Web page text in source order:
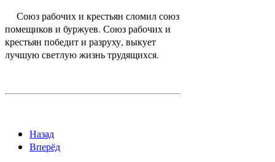
Союз рабочих и крестьян сломил союз
помещиков и буржуев. Союз рабочих и
крестьян победит и разруху, выкует
лучшую светлую жизнь трудящихся.
Назад
Вперёд